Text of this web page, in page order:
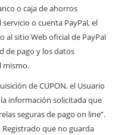
o caja de ahorros
o cuenta PayPal, el
al sitio Web oficial de PayPal
de pago y los datos
mismo.
de CUPON, el Usuario
información solicitada que
seguras de pago on line”.
Registrado que no guarda